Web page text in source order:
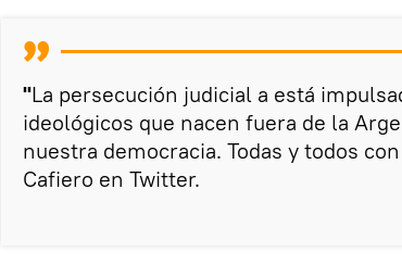
"La persecución judicial a está
ideológicos que nacen fuera de la
nuestra democracia. Todas y todos
Cafiero en Twitter.